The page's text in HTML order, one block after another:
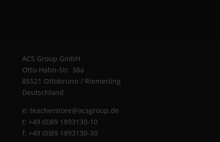
ACS Group GmbH
Otto-Hahn-Str. 38a
85521 Ottobrunn / Riemerling
Deutschland
e: teacherstore@acsgroup.de
t: +49 (0)89 1893130-10
f: +49 (0)89 1893130-30